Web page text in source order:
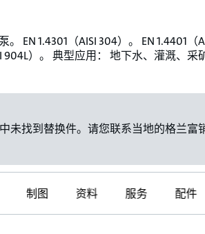
。 EN 1.4301（AISI 304）。 EN 1.4401（
904L）。 典型应用： 地下水、灌溉、
未找到替换件。请您联系当地的格兰富
制图 资料 服务 配件